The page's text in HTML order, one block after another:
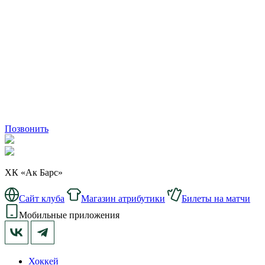
Позвонить
ХК «Ак Барс»
Сайт клуба Магазин атрибутики
Билеты на матчи
Мобильные приложения
Хоккей